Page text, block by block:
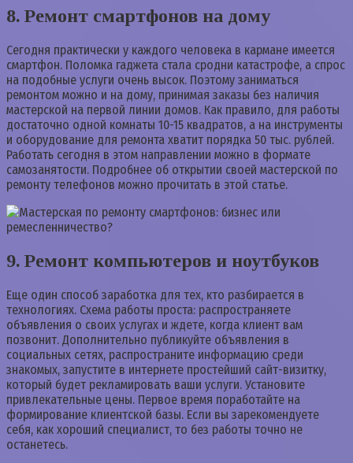
8. Ремонт смартфонов на дому
Сегодня практически у каждого человека в кармане имеется
смартфон. Поломка гаджета стала сродни катастрофе, а спрос
на подобные услуги очень высок. Поэтому заниматься
ремонтом можно и на дому, принимая заказы без наличия
мастерской на первой линии домов. Как правило, для работы
достаточно одной комнаты 10-15 квадратов, а на инструменты
и оборудование для ремонта хватит порядка 50 тыс. рублей.
Работать сегодня в этом направлении можно в формате
самозанятости. Подробнее об открытии своей мастерской по
ремонту телефонов можно прочитать в этой статье.
9. Ремонт компьютеров и ноутбуков
Еще один способ заработка для тех, кто разбирается в
технологиях. Схема работы проста: распространяете
объявления о своих услугах и ждете, когда клиент вам
позвонит. Дополнительно публикуйте объявления в
социальных сетях, распространите информацию среди
знакомых, запустите в интернете простейший сайт-визитку,
который будет рекламировать ваши услуги. Установите
привлекательные цены. Первое время поработайте на
формирование клиентской базы. Если вы зарекомендуете
себя, как хороший специалист, то без работы точно не
останетесь.